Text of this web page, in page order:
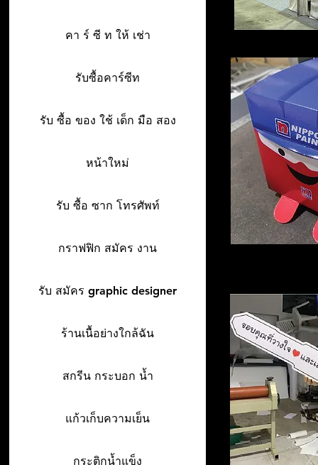
คา ร์ ซี ท ให้ เช่า
รับซื้อคาร์ซีท
รับ ซื้อ ของ ใช้ เด็ก มือ สอง
หน้าใหม่
รับ ซื้อ ซาก โทรศัพท์
กราฟฟิก สมัคร งาน
รับ สมัคร graphic designer
ร้านเนื้อย่างใกล้ฉัน
สกรีน กระบอก น้ำ
แก้วเก็บความเย็น
กระติกน้ำแข็ง